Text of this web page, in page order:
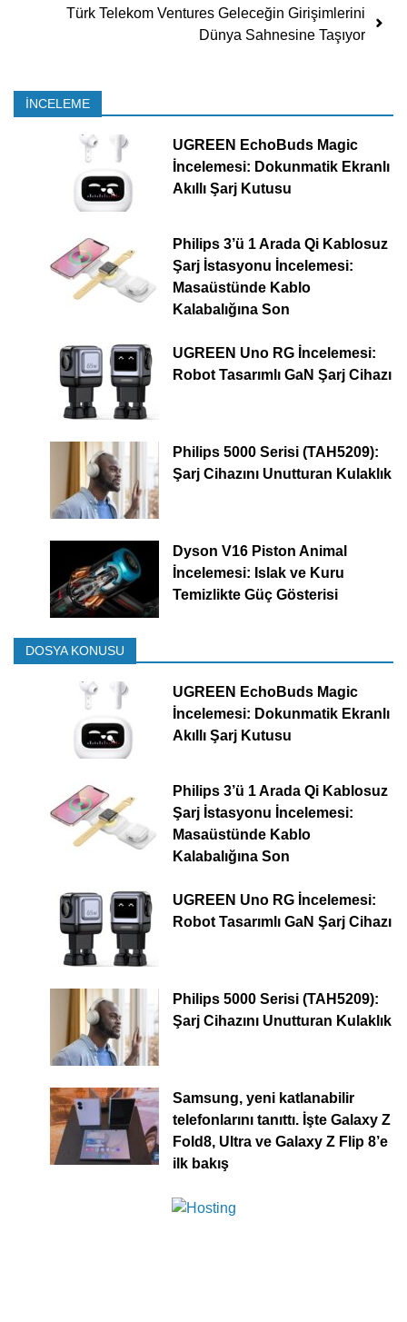
Türk Telekom Ventures Geleceğin Girişimlerini
Dünya Sahnesine Taşıyor
İNCELEME
UGREEN EchoBuds Magic
İncelemesi: Dokunmatik Ekranlı
Akıllı Şarj Kutusu
Philips 3’ü 1 Arada Qi Kablosuz
Şarj İstasyonu İncelemesi:
Masaüstünde Kablo
Kalabalığına Son
UGREEN Uno RG İncelemesi:
Robot Tasarımlı GaN Şarj Cihazı
Philips 5000 Serisi (TAH5209):
Şarj Cihazını Unutturan Kulaklık
Dyson V16 Piston Animal
İncelemesi: Islak ve Kuru
Temizlikte Güç Gösterisi
DOSYA KONUSU
UGREEN EchoBuds Magic
İncelemesi: Dokunmatik Ekranlı
Akıllı Şarj Kutusu
Philips 3’ü 1 Arada Qi Kablosuz
Şarj İstasyonu İncelemesi:
Masaüstünde Kablo
Kalabalığına Son
UGREEN Uno RG İncelemesi:
Robot Tasarımlı GaN Şarj Cihazı
Philips 5000 Serisi (TAH5209):
Şarj Cihazını Unutturan Kulaklık
Samsung, yeni katlanabilir
telefonlarını tanıttı. İşte Galaxy Z
Fold8, Ultra ve Galaxy Z Flip 8’e
ilk bakış